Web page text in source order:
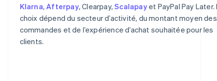
Klarna, Afterpay, Clearpay,Scalapayet PayPal Pay Later.
choix dépend du secteur d’activité, du montant moyen des
commandes et de l’expérience d’achat souhaitée pour les
clients.